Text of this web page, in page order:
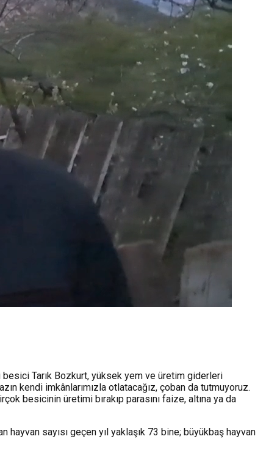
Tarık Bozkurt, yüksek yem ve üretim giderleri
kendi imkânlarımızla otlatacağız, çoban da tutmuyoruz.
besicinin üretimi bırakıp parasını faize, altına ya da
hayvan sayısı geçen yıl yaklaşık 73 bine; büyükbaş hayvan